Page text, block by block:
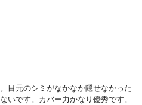
目元のシミがなかなか隠せなかった
いです。カバー力かなり優秀です。